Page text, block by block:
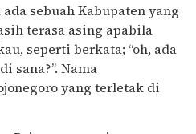
sebuah Kabupaten yang
terasa asing apabila
seperti berkata; “oh, ada
sana?”. Nama
yang terletak di